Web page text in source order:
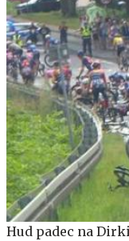
Hud padec na